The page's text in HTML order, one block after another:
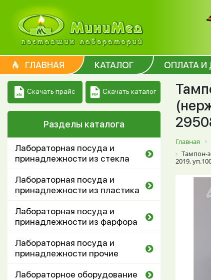
ГЛАВНАЯ КАТАЛОГ ОПЛАТА И
Скачать прайс Скачать каталог
Разделы каталога
Лабораторная посуда и
принадлежности из стекла
Лабораторная посуда и
принадлежности из пластика
Лабораторная посуда и
принадлежности из фарфора
Лабораторная посуда и
принадлежности прочие
Лабораторное оборудование
Главная
Тампон-
2019,